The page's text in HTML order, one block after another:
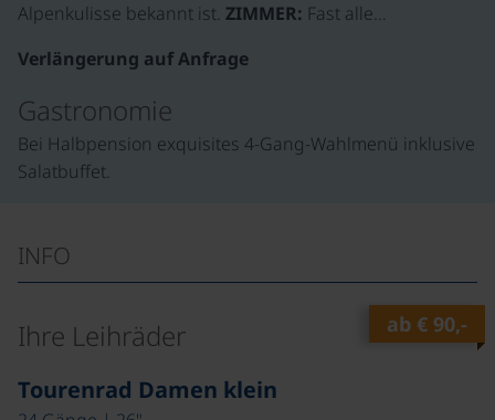
Alpenkulisse bekannt ist. ZIMMER: Fast alle…
Verlängerung auf Anfrage
Gastronomie
Bei Halbpension exquisites 4-Gang-Wahlmenü inklusive
Salatbuffet.
INFO
Ihre Leihräder ab € 90,-
Tourenrad Damen klein